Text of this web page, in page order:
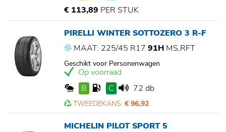
€ 113,89 PER STUK
PIRELLI WINTER SOTTOZERO 3 R-F
MAAT: 225/45 R17 91H MS,RFT
Geschikt voor Personenwagen
Op voorraad
B
C 72 db
TWEEDEKANS: € 96,92
MICHELIN PILOT SPORT 5